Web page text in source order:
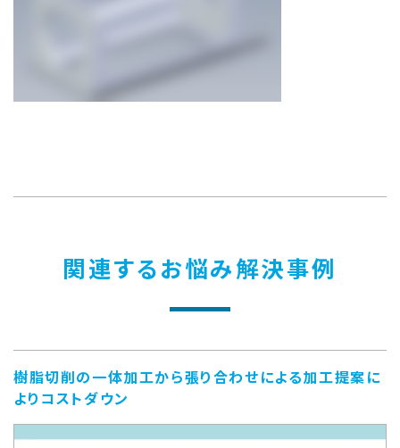
関連するお悩み解決事例
樹脂切削の一体加工から張り合わせによる加工提案に
よりコストダウン